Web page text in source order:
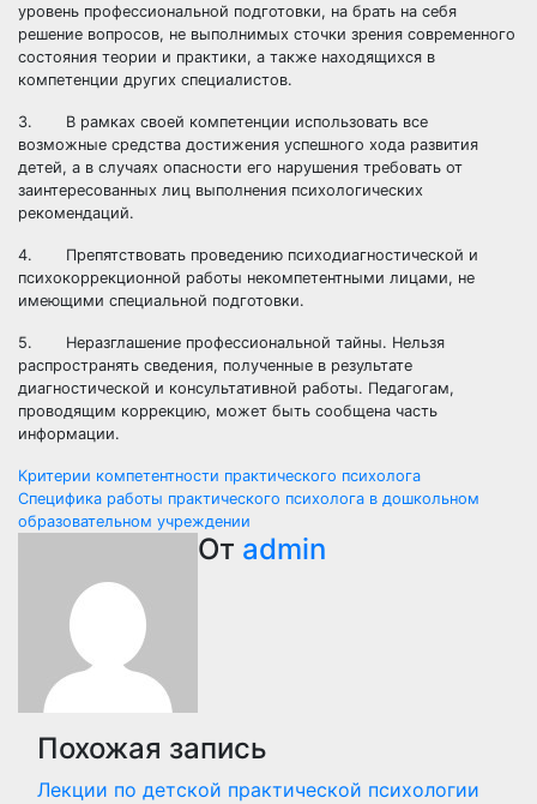
уровень профессиональной подготовки, на брать на себя
решение вопросов, не выполнимых сточки зрения современного
состояния теории и практики, а также находящихся в
компетенции других специалистов.
3. В рамках своей компетенции использовать все
возможные средства достижения успешного хода развития
детей, а в случаях опасности его нарушения требовать от
заинтересованных лиц выполнения психологических
рекомендаций.
4. Препятствовать проведению психодиагностической и
психокоррекционной работы некомпетентными лицами, не
имеющими специальной подготовки.
5. Неразглашение профессиональной тайны. Нельзя
распространять сведения, полученные в результате
диагностической и консультативной работы. Педагогам,
проводящим коррекцию, может быть сообщена часть
информации.
Навигация
по
записям
Критерии компетентности практического психолога
Специфика работы практического психолога в дошкольном
образовательном учреждении
От admin
Похожая запись
Лекции по детской практической психологии